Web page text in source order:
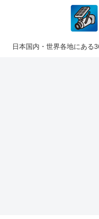
日本国内・世界各地にある